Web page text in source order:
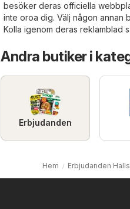
besöker deras officiella
inte oroa dig. Välj någon annan
Kolla igenom deras reklamblad
Andra butiker i
Erbjudanden
Hem Erbjudanden